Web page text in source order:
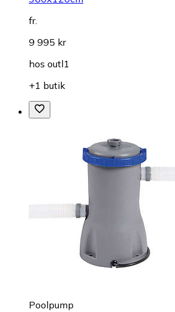
fr.
9 995 kr
hos outl1
+1 butik
Poolpump